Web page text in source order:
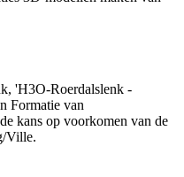
'H3O-Roerdalslenk -
Formatie van
kans op voorkomen van de
Ville.